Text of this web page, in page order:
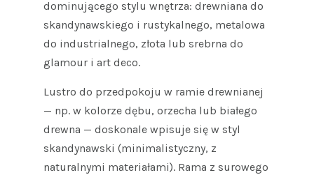
dominującego stylu wnętrza: drewniana do
skandynawskiego i rustykalnego, metalowa
do industrialnego, złota lub srebrna do
glamour i art deco.
Lustro do przedpokoju w ramie drewnianej
— np. w kolorze dębu, orzecha lub białego
drewna — doskonale wpisuje się w styl
skandynawski (minimalistyczny, z
naturalnymi materiałami). Rama z surowego